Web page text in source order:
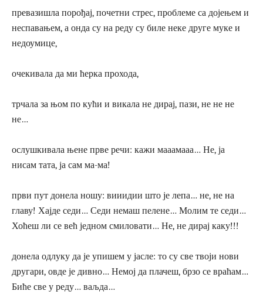
превазишла порођај, почетни стрес, проблеме са дојењем и
неспавањем, а онда су на реду су биле неке друге муке и
недоумице,
очекивала да ми ћерка прохода,
трчала за њом по кући и викала не дирај, пази, не не не
не…
ослушкивала њене прве речи: кажи мааамааа… Не, ја
нисам тата, ја сам ма-ма!
први пут донела ношу: вииидии што је лепа… не, не на
главу! Хајде седи… Седи немаш пелене… Молим те седи…
Хоћеш ли се већ једном смиловати… Не, не дирај каку!!!
донела одлуку да је упишем у јасле: то су све твоји нови
другари, овде је дивно… Немој да плачеш, брзо се враћам…
Биће све у реду… ваљда…